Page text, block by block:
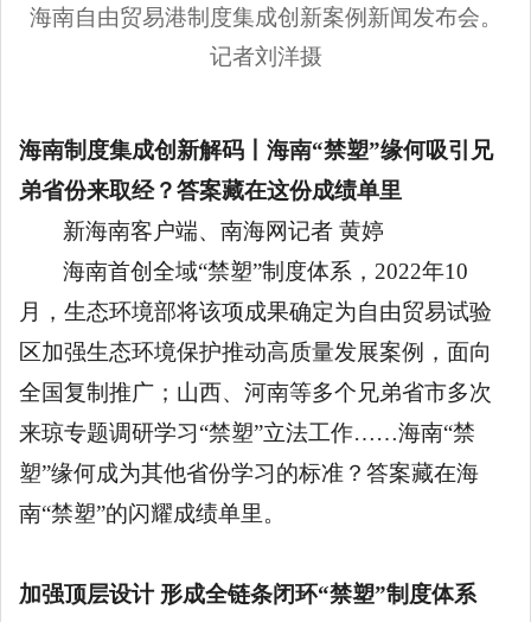
海南自由贸易港制度集成创新案例新闻发布会。
记者刘洋摄
海南制度集成创新解码丨海南“禁塑”缘何吸引兄
弟省份来取经？答案藏在这份成绩单里
新海南客户端、南海网记者 黄婷
海南首创全域“禁塑”制度体系，2022年10
月，生态环境部将该项成果确定为自由贸易试验
区加强生态环境保护推动高质量发展案例，面向
全国复制推广；山西、河南等多个兄弟省市多次
来琼专题调研学习“禁塑”立法工作……海南“禁
塑”缘何成为其他省份学习的标准？答案藏在海
南“禁塑”的闪耀成绩单里。
加强顶层设计 形成全链条闭环“禁塑”制度体系